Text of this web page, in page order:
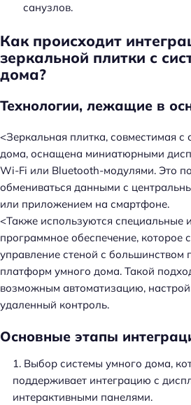
санузлов.
Как происходит
зеркальной плитки с
дома?
Технологии, лежащие в
<Зеркальная плитка, совместимая с
дома, оснащена миниатюрными
Wi-Fi или Bluetooth-модулями. Это
обмениваться данными с
или приложением на смартфоне.
<Также используются специальные
программное обеспечение, которое
управление стеной с большинством
платформ умного дома. Такой
возможным автоматизацию,
удаленный контроль.
Основные этапы
Выбор системы умного дома,
поддерживает интеграцию с
интерактивными панелями.